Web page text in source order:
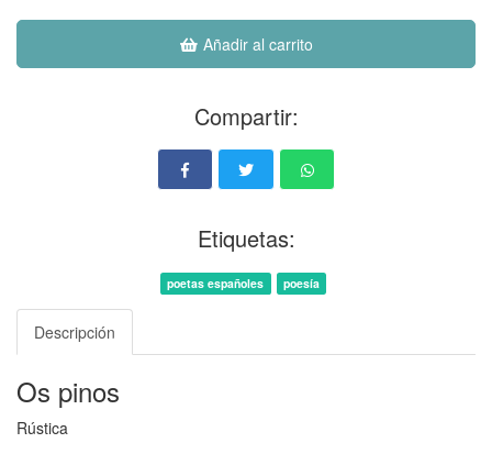
Añadir al carrito
Compartir:
Etiquetas:
poetas españoles poesía
Descripción
Os pinos
Rústica